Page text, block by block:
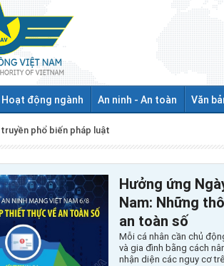
Hoạt động ngành An ninh - An toàn Văn
phổ biến pháp luật
Hưởng ứng
Nam: Những
an toàn số
Mỗi cá nhân cần chủ
và gia đình bằng cách
nhận diện các nguy cơ